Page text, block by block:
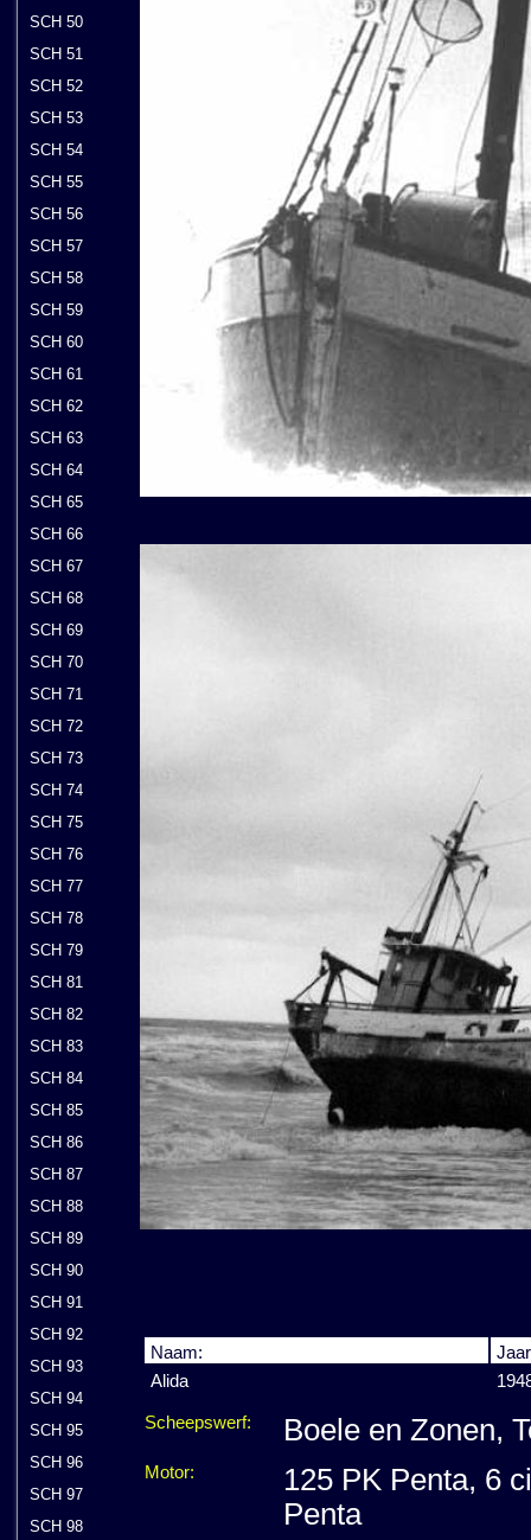
SCH 50
SCH 51
SCH 52
SCH 53
SCH 54
SCH 55
SCH 56
SCH 57
SCH 58
SCH 59
SCH 60
SCH 61
SCH 62
SCH 63
SCH 64
SCH 65
SCH 66
SCH 67
SCH 68
SCH 69
SCH 70
SCH 71
SCH 72
SCH 73
SCH 74
SCH 75
SCH 76
SCH 77
SCH 78
SCH 79
SCH 81
SCH 82
SCH 83
SCH 84
SCH 85
SCH 86
SCH 87
SCH 88
SCH 89
SCH 90
SCH 91
SCH 92
SCH 93
SCH 94
SCH 95
SCH 96
SCH 97
SCH 98
Naam:
Alida
Scheepswerf: Boele en Zonen,
Motor:
125 PK Penta, 6
Penta